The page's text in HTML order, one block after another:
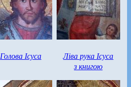
Голова Ісуса
Ліва рука Ісуса
з книгою